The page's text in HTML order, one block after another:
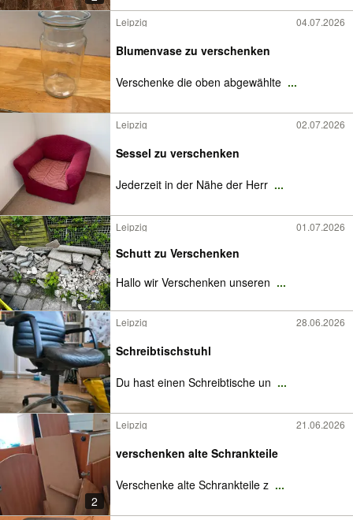
Leipzig 04.07.2026
Blumenvase zu verschenken
Verschenke die oben abgewählte ...
Leipzig 02.07.2026
Sessel zu verschenken
Jederzeit in der Nähe der Herr ...
Leipzig 01.07.2026
Schutt zu Verschenken
Hallo wir Verschenken unseren ...
Leipzig 28.06.2026
Schreibtischstuhl
Du hast einen Schreibtische un ...
2
Leipzig 21.06.2026
verschenken alte Schrankteile
Verschenke alte Schrankteile z ...